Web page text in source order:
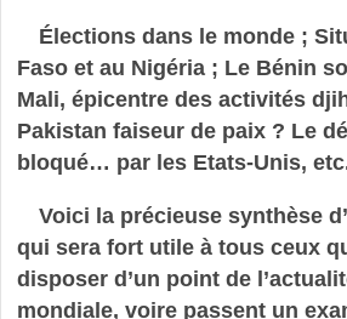
Élections dans le monde ;
Faso et au Nigéria ; Le Bénin
Mali, épicentre des activités
Pakistan faiseur de paix ? Le
bloqué… par les Etats-Unis,
Voici la précieuse synthèse
qui sera fort utile à tous ceux
disposer d’un point de
mondiale, voire passent un